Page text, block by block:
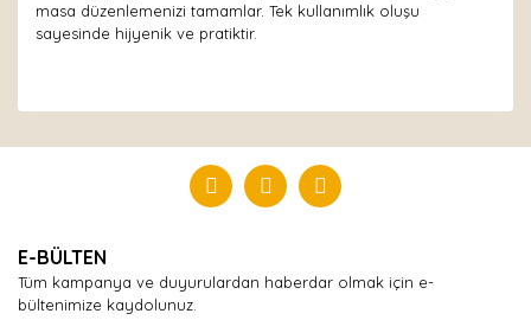
masa düzenlemenizi tamamlar. Tek kullanımlık oluşu
sayesinde hijyenik ve pratiktir.
Yorum Yaz
E-BÜLTEN
Tüm kampanya ve duyurulardan haberdar olmak için e-
bültenimize kaydolunuz.